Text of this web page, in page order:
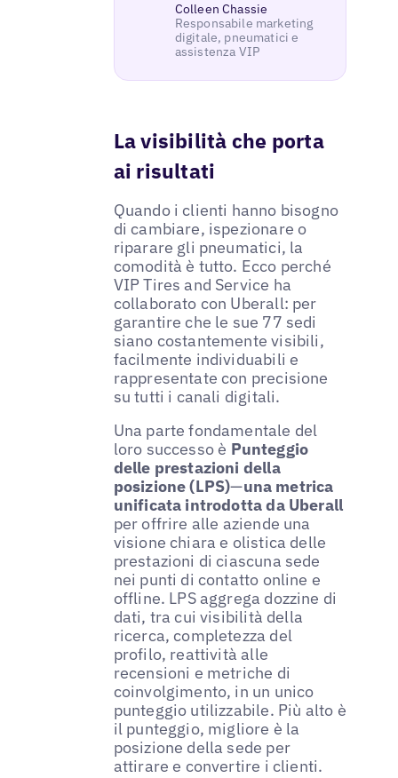
Colleen Chassie
Responsabile marketing
digitale, pneumatici e
assistenza VIP
La visibilità che porta
ai risultati
Quando i clienti hanno bisogno
di cambiare, ispezionare o
riparare gli pneumatici, la
comodità è tutto. Ecco perché
VIP Tires and Service ha
collaborato con Uberall: per
garantire che le sue 77 sedi
siano costantemente visibili,
facilmente individuabili e
rappresentate con precisione
su tutti i canali digitali.
Una parte fondamentale del
loro successo è Punteggio
delle prestazioni della
posizione (LPS)—una metrica
unificata introdotta da Uberall
per offrire alle aziende una
visione chiara e olistica delle
prestazioni di ciascuna sede
nei punti di contatto online e
offline. LPS aggrega dozzine di
dati, tra cui visibilità della
ricerca, completezza del
profilo, reattività alle
recensioni e metriche di
coinvolgimento, in un unico
punteggio utilizzabile. Più alto è
il punteggio, migliore è la
posizione della sede per
attirare e convertire i clienti.